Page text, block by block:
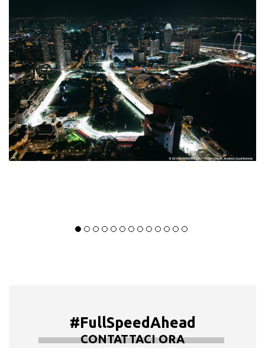
#FullSpeedAhead
CONTATTACI ORA